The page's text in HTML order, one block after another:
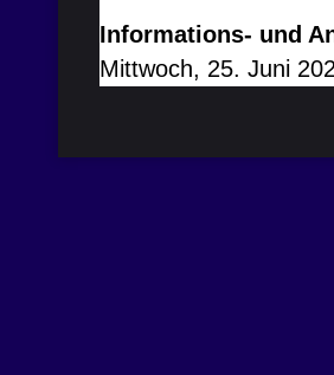
Informations- und
Mittwoch, 25. Juni